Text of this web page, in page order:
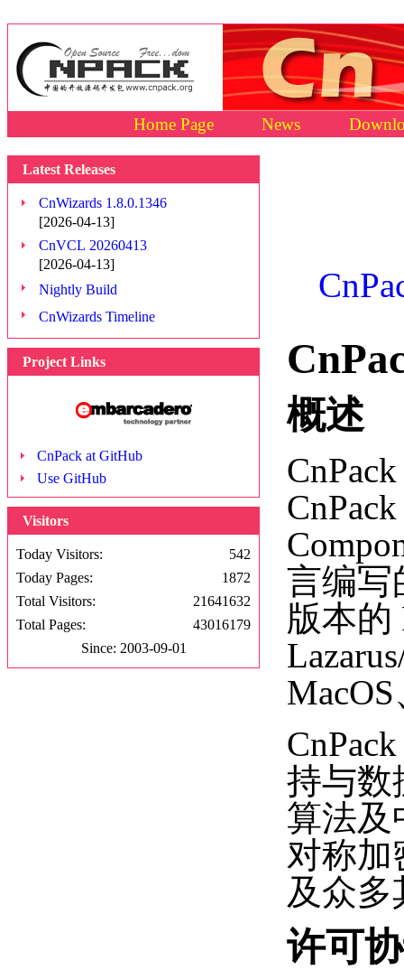
Home Page News
Latest Releases
CnWizards 1.8.0.1346
[2026-04-13]
CnVCL 20260413
[2026-04-13]
Nightly Build
CnWizards Timeline
Project Links
CnPack at GitHub
Use GitHub
Visitors
Today Visitors:
542
Today Pages:
1872
Total Visitors:
21641632
Total Pages:
43016179
Since: 2003-09-01
概述
言编写
版本的
持与数
算法及
对称加
及众多
许可